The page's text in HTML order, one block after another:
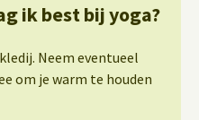
ik best bij yoga?
Neem eventueel
om je warm te houden